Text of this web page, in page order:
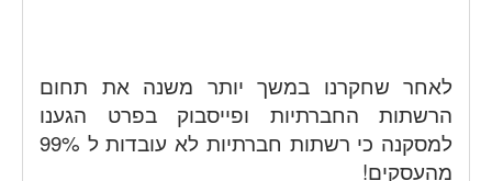
לאחר שחקרנו במשך יותר משנה את תחום
הרשתות החברתיות ופייסבוק בפרט הגענו
למסקנה כי רשתות חברתיות לא עובדות ל 99%
מהעסקים!